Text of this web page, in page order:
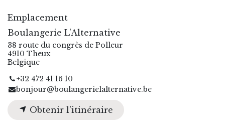
Emplacement
Boulangerie L'Alternative
38 route du congrès de Polleur
4910 Theux
Belgique
+32 472 41 16 10
bonjour@boulangerielalternative.be
Obtenir l'itinéraire